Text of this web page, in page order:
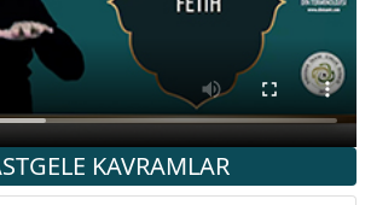
KAVRAMLAR